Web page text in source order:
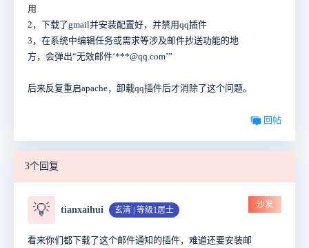
用
2，下载了gmail并安装配置好，并禁用qq插件
3，在系统中编辑任务或需求等涉及邮件抄送功能的地
方，会弹出“无效邮件‘***@qq.com’”
后来反复重启apache，卸载qq插件后才消除了这个问题。
回帖
3个回复
💡 tianxaihui 玄清 | 等级1居士
沙发
看来你们都下载了这个邮件通知的插件，难道还要安装邮